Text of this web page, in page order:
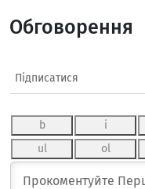
Обговорення
Підписатися